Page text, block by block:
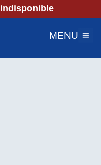
indisponible
MENU